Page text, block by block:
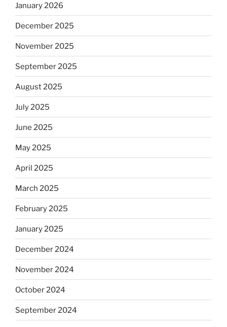
January 2026
December 2025
November 2025
September 2025
August 2025
July 2025
June 2025
May 2025
April 2025
March 2025
February 2025
January 2025
December 2024
November 2024
October 2024
September 2024